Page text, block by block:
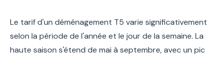
Le tarif d'un déménagement T5 varie significativement
selon la période de l'année et le jour de la semaine. La
haute saison s'étend de mai à septembre, avec un pic